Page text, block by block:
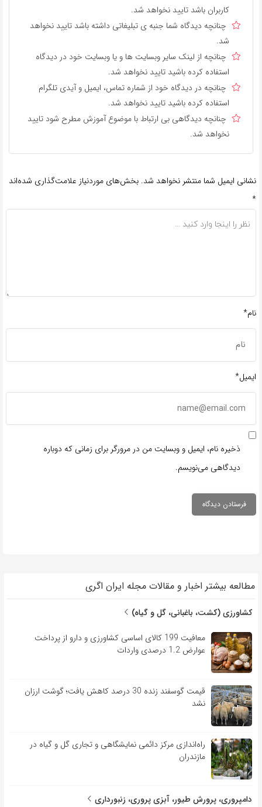
کاربران باشد تایید نخواهد شد.
چنانچه دیدگاه شما جنبه ی تبلیغاتی داشته باشد تایید نخواهد
شد.
چنانچه از لینک سایر وبسایت ها و یا وبسایت خود در دیدگاه
استفاده کرده باشید تایید نخواهد شد.
چنانچه در دیدگاه خود از شماره تماس، ایمیل و آیدی تلگرام
استفاده کرده باشید تایید نخواهد شد.
چنانچه دیدگاهی بی ارتباط با موضوع آموزش مطرح شود تایید
نخواهد شد.
نشانی ایمیل شما منتشر نخواهد شد. بخش‌های موردنیاز علامت‌گذاری شده‌اند
*
نام*
ایمیل*
ذخیره نام، ایمیل و وبسایت من در مرورگر برای زمانی که دوباره
دیدگاهی می‌نویسم.
مطالعه بیشتر اخبار و مقالات مجله ایران اگری
کشاورزی (کشت، باغبانی، گل و گیاه)
معافیت 199 کالای اساسی کشاورزی و دارو از پرداخت
عوارض 1.2 درصدی واردات
قیمت گوسفند زنده 30 درصد کاهش یافت؛ گوشت ارزان
نشد
راه‌اندازی مرکز دائمی نمایشگاهی و تجاری گل و گیاه در
مازندران
دامپروری، پرورش طیور، آبزی پروری، زنبورداری